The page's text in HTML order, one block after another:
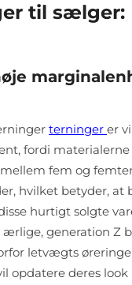
til sælger:
terninger er
fordi
fem og
hvilket betyder, at
hurtigt solgte
generation Z
letvægts
opdatere deres